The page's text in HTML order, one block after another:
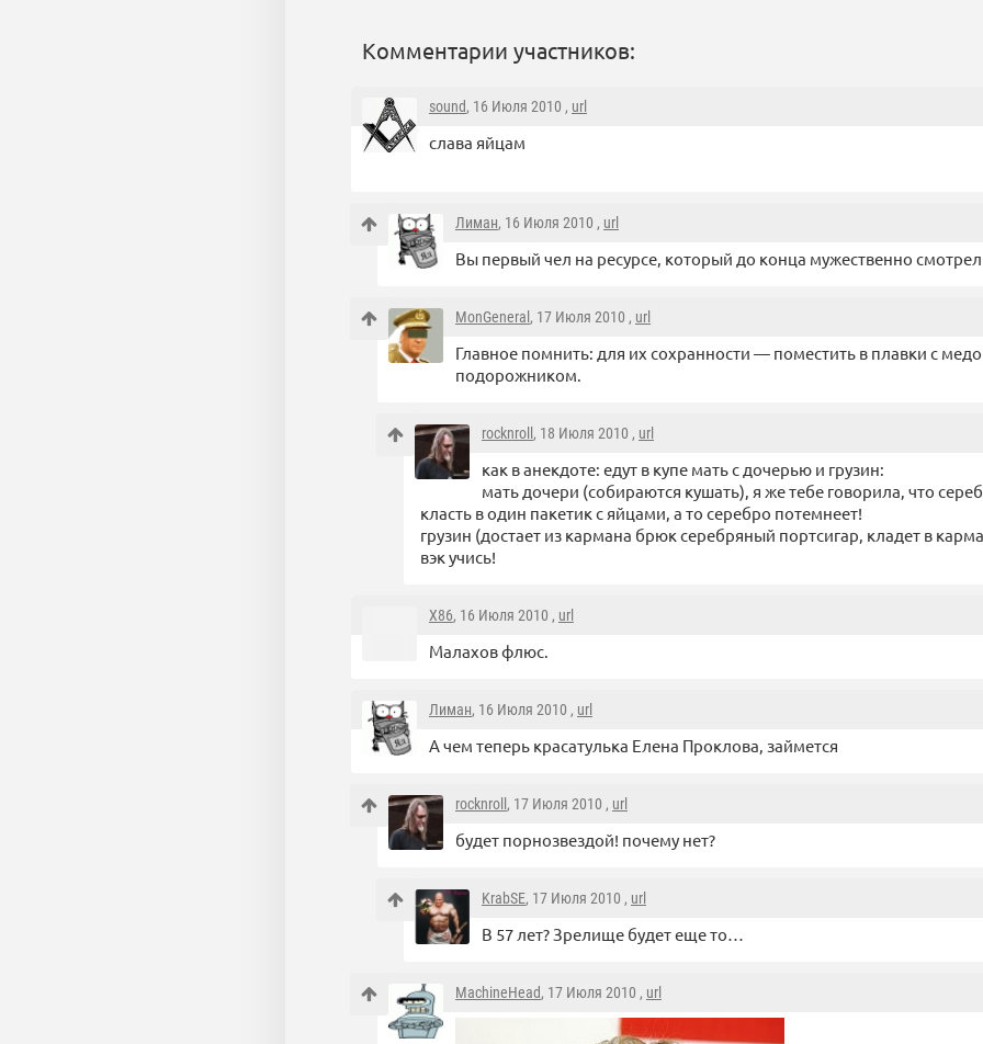
Комментарии участников:
sound, 16 Июля 2010 , url
слава яйцам
Лиман, 16 Июля 2010 , url
Вы первый чел на ресурсе, который до конца мужественно смотрел
MonGeneral , 17 Июля 2010 , url
Главное помнить: для их сохранности — поместить в плавки с
подорожником.
rocknroll , 18 Июля 2010 , url
как в анекдоте: едут в купе мать с дочерью и грузин:
мать дочери (собираются кушать), я же тебе говорила, что
класть в один пакетик с яйцами, а то серебро потемнеет!
грузин (достает из кармана брюк серебряный портсигар, кладет в
вэк учись!
X86, 16 Июля 2010 , url
Малахов флюс.
Лиман, 16 Июля 2010 , url
А чем теперь красатулька Елена Проклова, займется
rocknroll , 17 Июля 2010 , url
будет порнозвездой! почему нет?
KrabSE, 17 Июля 2010 , url
В 57 лет? Зрелище будет еще то…
MachineHead, 17 Июля 2010 , url